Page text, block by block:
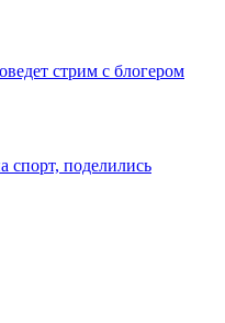
стрим с блогером
спорт, поделились